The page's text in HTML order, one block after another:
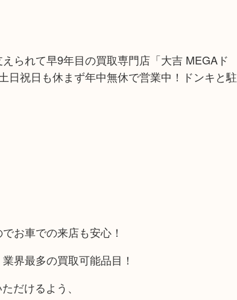
られて早9年目の買取専門店「大吉 MEGAド
日祝日も休まず年中無休で営業中！ドンキと駐
お車での来店も安心！
界最多の買取可能品目！
だけるよう、